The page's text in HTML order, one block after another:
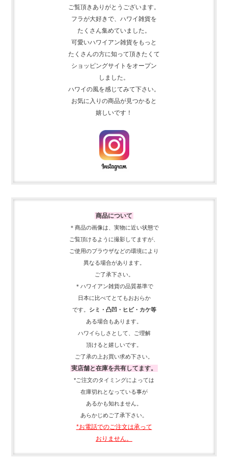
ご覧頂きありがとうございます。
フラが大好きで、 ハワイ雑貨を
たくさん集めていました。
可愛いハワイアン雑貨をもっと
たくさんの方に知って頂きたくて
ショッピングサイトをオープン
しました。
ハワイの風を感じてみて下さい。
お気に入りの商品が見つかると
嬉しいです！
商品について
＊商品の画像は、実物に近い状態で
ご覧頂けるように撮影してますが、
ご使用のブラウザなどの環境により
異なる場合があります。
ご了承下さい。
＊ハワイアン雑貨の品質基準で
日本に比べてとてもおおらか
です。
シミ・凸凹・ヒビ・カケ等
ある場合もあります。
ハワイらしさとして、
ご理解
頂ける と嬉しいです。
ご了承の上お買い求め下さい。
実店舗と在庫を共有してます。
*ご注文のタイミングによっては
在庫切れとなっている事が
あるかも知れません。
あらかじめご了承下さい。
*お電話でのご注文は承って
おりません。